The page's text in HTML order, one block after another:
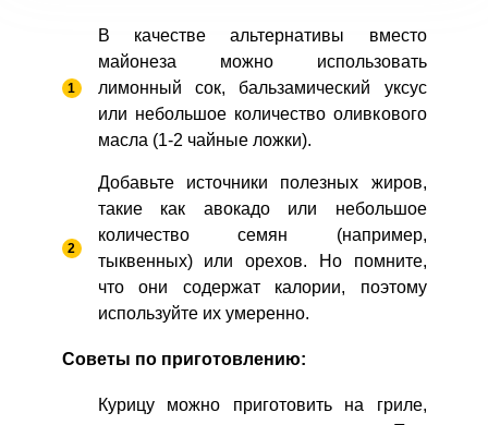
В качестве альтернативы вместо
майонеза можно использовать
лимонный сок, бальзамический уксус
или небольшое количество оливкового
масла (1-2 чайные ложки).
Добавьте источники полезных жиров,
такие как авокадо или небольшое
количество семян (например,
тыквенных) или орехов. Но помните,
что они содержат калории, поэтому
используйте их умеренно.
Советы по приготовлению:
Курицу можно приготовить на гриле,